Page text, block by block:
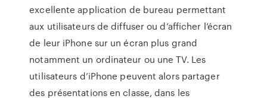
excellente application de bureau permettant
aux utilisateurs de diffuser ou d’afficher l’écran
de leur iPhone sur un écran plus grand
notamment un ordinateur ou une TV. Les
utilisateurs d’iPhone peuvent alors partager
des présentations en classe, dans les